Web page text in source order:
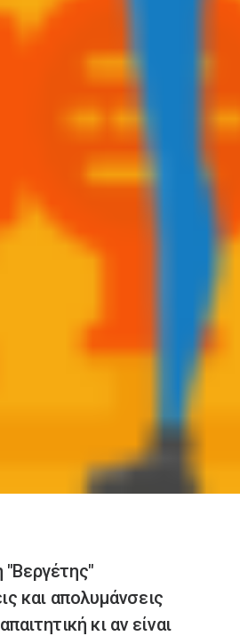
"Βεργέτης"
και απολυμάνσεις
κι αν είναι